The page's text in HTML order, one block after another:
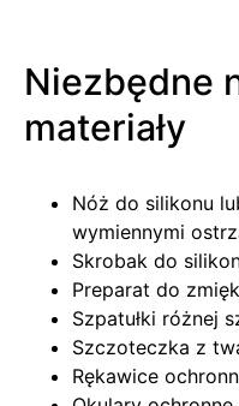
Niezbędne
materiały
Nóż do silikonu
wymiennymi
Skrobak do
Preparat do
Szpatułki różnej
Szczoteczka z
Rękawice